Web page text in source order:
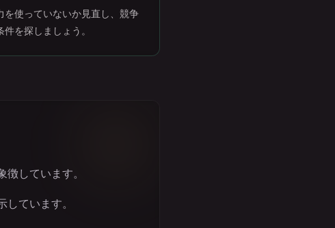
を使っていないか見直し、競争
を探しましょう。
しています。
ています。